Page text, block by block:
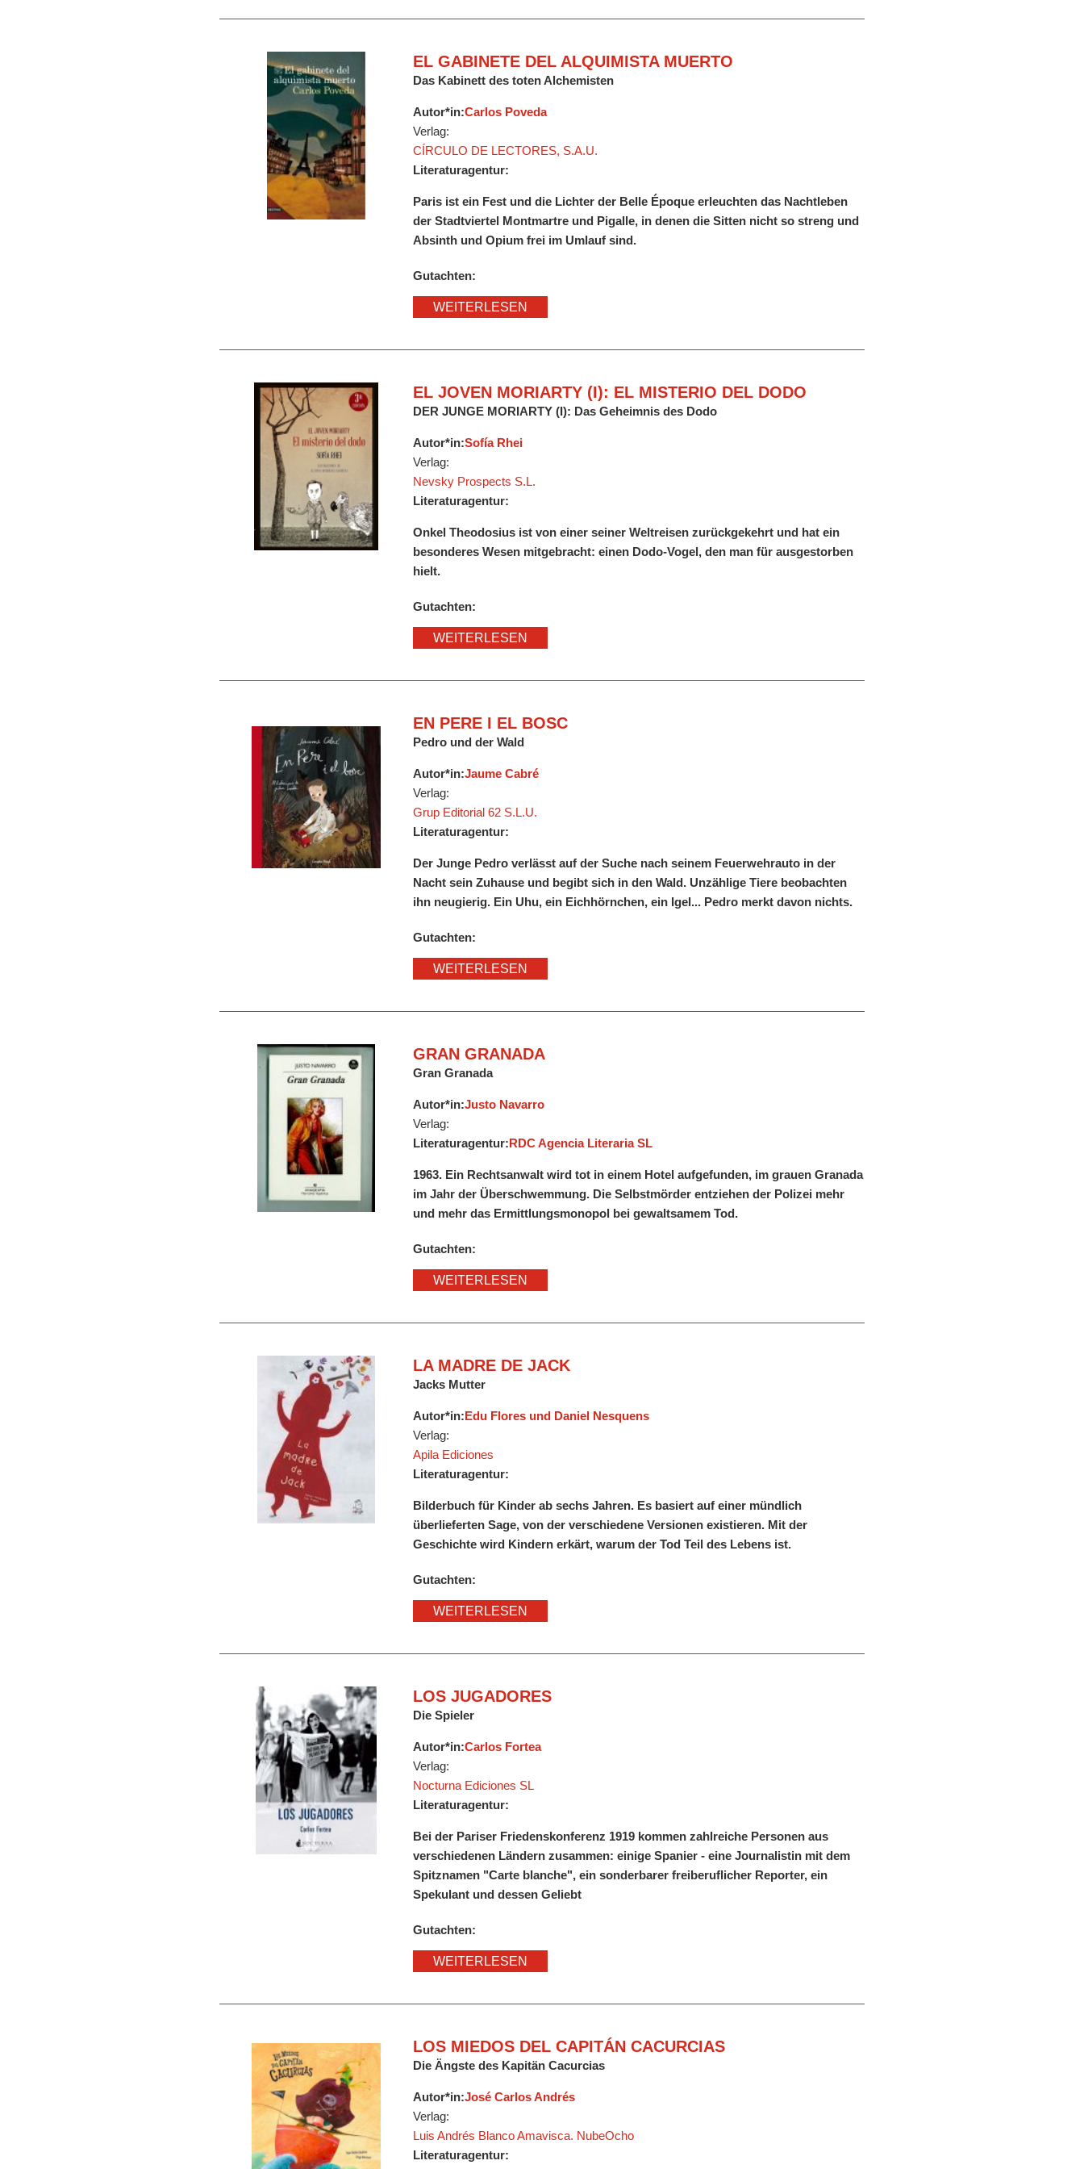
EL GABINETE DEL ALQUIMISTA MUERTO
Das Kabinett des toten Alchemisten
Autor*in:Carlos Poveda
Verlag:
CÍRCULO DE LECTORES, S.A.U.
Literaturagentur:
Paris ist ein Fest und die Lichter der Belle Époque erleuchten das Nachtleben
der Stadtviertel Montmartre und Pigalle, in denen die Sitten nicht so streng und
Absinth und Opium frei im Umlauf sind.
Gutachten:
WEITERLESEN
EL JOVEN MORIARTY (I): EL MISTERIO DEL DODO
DER JUNGE MORIARTY (I): Das Geheimnis des Dodo
Autor*in:Sofía Rhei
Verlag:
Nevsky Prospects S.L.
Literaturagentur:
Onkel Theodosius ist von einer seiner Weltreisen zurückgekehrt und hat ein
besonderes Wesen mitgebracht: einen Dodo-Vogel, den man für ausgestorben
hielt.
Gutachten:
WEITERLESEN
EN PERE I EL BOSC
Pedro und der Wald
Autor*in:Jaume Cabré
Verlag:
Grup Editorial 62 S.L.U.
Literaturagentur:
Der Junge Pedro verlässt auf der Suche nach seinem Feuerwehrauto in der
Nacht sein Zuhause und begibt sich in den Wald. Unzählige Tiere beobachten
ihn neugierig. Ein Uhu, ein Eichhörnchen, ein Igel... Pedro merkt davon nichts.
Gutachten:
WEITERLESEN
GRAN GRANADA
Gran Granada
Autor*in:Justo Navarro
Verlag:
Literaturagentur:RDC Agencia Literaria SL
1963. Ein Rechtsanwalt wird tot in einem Hotel aufgefunden, im grauen Granada
im Jahr der Überschwemmung. Die Selbstmörder entziehen der Polizei mehr
und mehr das Ermittlungsmonopol bei gewaltsamem Tod.
Gutachten:
WEITERLESEN
LA MADRE DE JACK
Jacks Mutter
Autor*in:Edu Flores und Daniel Nesquens
Verlag:
Apila Ediciones
Literaturagentur:
Bilderbuch für Kinder ab sechs Jahren. Es basiert auf einer mündlich
überlieferten Sage, von der verschiedene Versionen existieren. Mit der
Geschichte wird Kindern erkärt, warum der Tod Teil des Lebens ist.
Gutachten:
WEITERLESEN
LOS JUGADORES
Die Spieler
Autor*in:Carlos Fortea
Verlag:
Nocturna Ediciones SL
Literaturagentur:
Bei der Pariser Friedenskonferenz 1919 kommen zahlreiche Personen aus
verschiedenen Ländern zusammen: einige Spanier - eine Journalistin mit dem
Spitznamen "Carte blanche", ein sonderbarer freiberuflicher Reporter, ein
Spekulant und dessen Geliebt
Gutachten:
WEITERLESEN
LOS MIEDOS DEL CAPITÁN CACURCIAS
Die Ängste des Kapitän Cacurcias
Autor*in:José Carlos Andrés
Verlag:
Luis Andrés Blanco Amavisca. NubeOcho
Literaturagentur: